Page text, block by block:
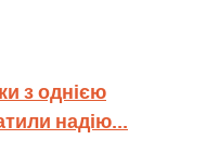
з однією
надію...